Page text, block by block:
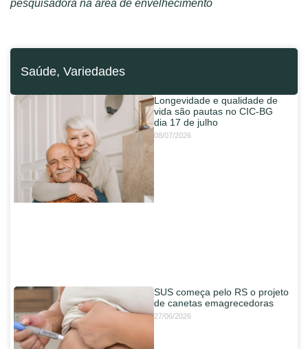
pesquisadora na área de envelhecimento
Saúde, Variedades
Longevidade e qualidade de
vida são pautas no CIC-BG
dia 17 de julho
08/07/2026
SUS começa pelo RS o projeto
de canetas emagrecedoras
27/06/2026